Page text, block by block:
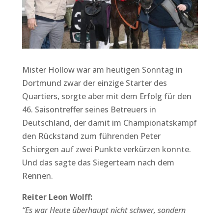
Mister Hollow war am heutigen Sonntag in
Dortmund zwar der einzige Starter des
Quartiers, sorgte aber mit dem Erfolg für den
46. Saisontreffer seines Betreuers in
Deutschland, der damit im Championatskampf
den Rückstand zum führenden Peter
Schiergen auf zwei Punkte verkürzen konnte.
Und das sagte das Siegerteam nach dem
Rennen.
Reiter Leon Wolff:
“Es war Heute überhaupt nicht schwer, sondern